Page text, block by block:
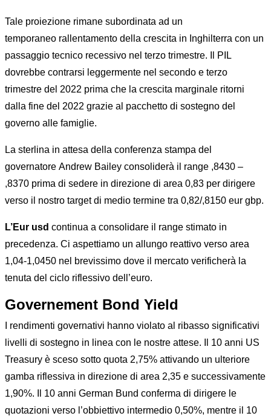
Tale proiezione rimane subordinata ad un
temporaneo rallentamento della crescita in Inghilterra con un
passaggio tecnico recessivo nel terzo trimestre. Il PIL
dovrebbe contrarsi leggermente nel secondo e terzo
trimestre del 2022 prima che la crescita marginale ritorni
dalla fine del 2022 grazie al pacchetto di sostegno del
governo alle famiglie.
La sterlina in attesa della conferenza stampa del
governatore Andrew Bailey consoliderà il range ,8430 –
,8370 prima di sedere in direzione di area 0,83 per dirigere
verso il nostro target di medio termine tra 0,82/,8150 eur gbp.
L’Eur usd continua a consolidare il range stimato in
precedenza. Ci aspettiamo un allungo reattivo verso area
1,04-1,0450 nel brevissimo dove il mercato verificherà la
tenuta del ciclo riflessivo dell’euro.
Governement Bond Yield
I rendimenti governativi hanno violato al ribasso significativi
livelli di sostegno in linea con le nostre attese. Il 10 anni US
Treasury è sceso sotto quota 2,75% attivando un ulteriore
gamba riflessiva in direzione di area 2,35 e successivamente
1,90%. Il 10 anni German Bund conferma di dirigere le
quotazioni verso l’obbiettivo intermedio 0,50%, mentre il 10